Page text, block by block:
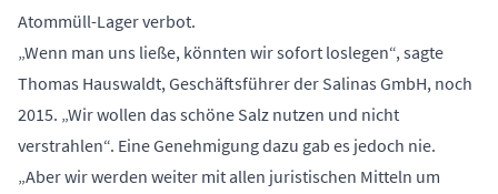
Atommüll-Lager verbot.
„Wenn man uns ließe, könnten wir sofort loslegen“, sagte
Thomas Hauswaldt, Geschäftsführer der Salinas GmbH, noch
2015. „Wir wollen das schöne Salz nutzen und nicht
verstrahlen“. Eine Genehmigung dazu gab es jedoch nie.
„Aber wir werden weiter mit allen juristischen Mitteln um